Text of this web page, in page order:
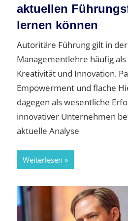
aktuellen
lernen können
Autoritäre Führung gilt in
Managementlehre häufig
Kreativität und Innovation.
Empowerment und flache
dagegen als wesentliche
innovativer Unternehmen
aktuelle Analyse
Weiterlesen